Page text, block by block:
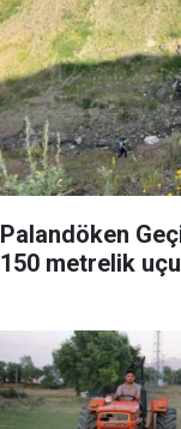
Palandöken
150 metrelik